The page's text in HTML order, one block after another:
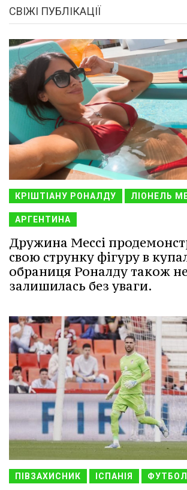
СВІЖІ ПУБЛІКАЦІЇ
КРІШТІАНУ РОНАЛДУ ЛІОНЕЛЬ
АРГЕНТИНА
Дружина Мессі
свою струнку фігуру в
обраниця Роналду також
залишилась без уваги.
ПІВЗАХИСНИК ІСПАНІЯ